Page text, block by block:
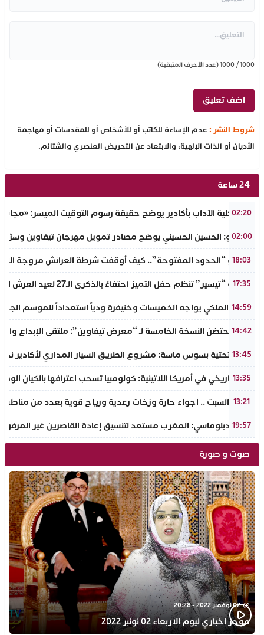
1000
/
1000(عدد الأحرف المتبقية)
شروط النشر : عدم الإساءة للكاتب أو للأشخاص أو للمقدسات أو مهاجمة
الأديان أو الذات الإلهية، والابتعاد عن التحريض العنصري والشتائم.
24 ساعة
02:20
عميد كلية الآداب بأكادير يوضح حقيقة رسوم التوقيت الميسر:
02:00
بالفيديو: الحسين الحسيني يوضح مصادر تمويل مهرجان تيفاوين وسرّ
18:03
​سيناريو “الحدود المفتوحة”.. كيف أوقفت شرطة العرائش مروجة
17:35
جمعية “تيسير” تنظم حفل التميز احتفاءً بالذكرى الـ27 لعيد العرش المجيد وتطلق مبادرة نبيلة لمحاربة الهدر المدرسي
14:59
الجيش الملكي يواجه الخميسات وخنيفرة ودياً استعداداً للموسم
14:42
إنزكان تحتضن النسخة الخامسة لـ “معرض تيفاوين”: ملتقى الإبداع
13:45
البنية التحتية بسوس ماسة: مشروع الطريق السيار المداري لأكادير
13:35
تحول تاريخي في أمريكا اللاتينية: كولومبيا تسحب اعترافها بالكيان
13:21
طقس السبت .. أجواء حارة وزخات رعدية ورياح قوية بعدد من مناطق
19:57
مصدر دبلوماسي: المغرب مستعد لتنسيق إعادة القاصرين غير
صوت و صورة
02 نوفمبر 2022 - 20:28
موجز اخباري ليوم الأربعاء 02 نونبر 2022